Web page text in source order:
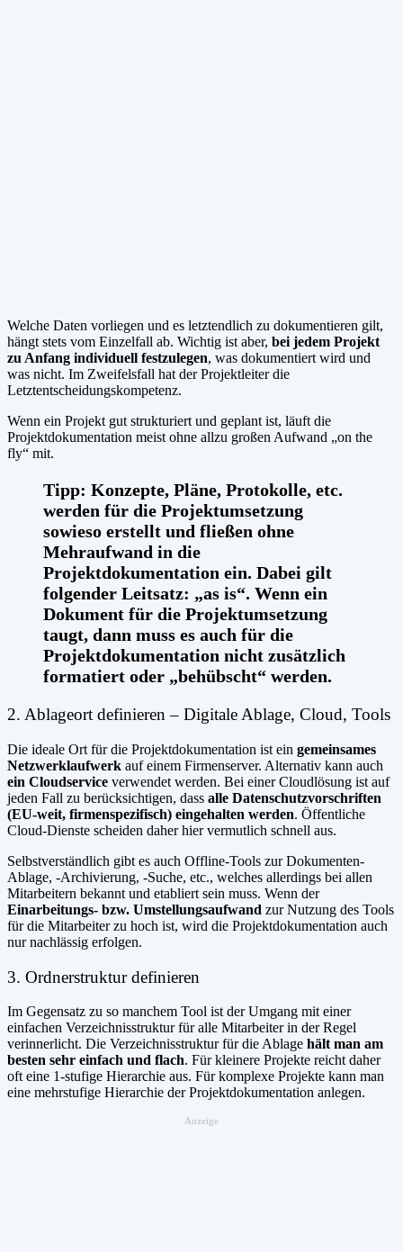
Welche Daten vorliegen und es letztendlich zu dokumentieren gilt,
hängt stets vom Einzelfall ab. Wichtig ist aber, bei jedem Projekt
zu Anfang individuell festzulegen, was dokumentiert wird und
was nicht. Im Zweifelsfall hat der Projektleiter die
Letztentscheidungskompetenz.
Wenn ein Projekt gut strukturiert und geplant ist, läuft die
Projektdokumentation meist ohne allzu großen Aufwand „on the
fly“ mit.
Tipp: Konzepte, Pläne, Protokolle, etc.
werden für die Projektumsetzung
sowieso erstellt und fließen ohne
Mehraufwand in die
Projektdokumentation ein. Dabei gilt
folgender Leitsatz: „as is“. Wenn ein
Dokument für die Projektumsetzung
taugt, dann muss es auch für die
Projektdokumentation nicht zusätzlich
formatiert oder „behübscht“ werden.
2. Ablageort definieren – Digitale Ablage, Cloud, Tools
Die ideale Ort für die Projektdokumentation ist ein gemeinsames
Netzwerklaufwerk auf einem Firmenserver. Alternativ kann auch
ein Cloudservice verwendet werden. Bei einer Cloudlösung ist auf
jeden Fall zu berücksichtigen, dass alle Datenschutzvorschriften
(EU-weit, firmenspezifisch) eingehalten werden. Öffentliche
Cloud-Dienste scheiden daher hier vermutlich schnell aus.
Selbstverständlich gibt es auch Offline-Tools zur Dokumenten-
Ablage, -Archivierung, -Suche, etc., welches allerdings bei allen
Mitarbeitern bekannt und etabliert sein muss. Wenn der
Einarbeitungs- bzw. Umstellungsaufwand zur Nutzung des Tools
für die Mitarbeiter zu hoch ist, wird die Projektdokumentation auch
nur nachlässig erfolgen.
3. Ordnerstruktur definieren
Im Gegensatz zu so manchem Tool ist der Umgang mit einer
einfachen Verzeichnisstruktur für alle Mitarbeiter in der Regel
verinnerlicht. Die Verzeichnisstruktur für die Ablage hält man am
besten sehr einfach und flach. Für kleinere Projekte reicht daher
oft eine 1-stufige Hierarchie aus. Für komplexe Projekte kann man
eine mehrstufige Hierarchie der Projektdokumentation anlegen.
Anzeige